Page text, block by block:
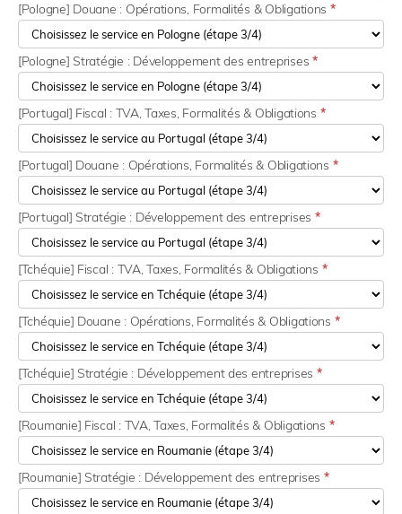
[Pologne] Douane : Opérations, Formalités & Obligations *
[Pologne] Stratégie : Développement des entreprises *
[Portugal] Fiscal : TVA, Taxes, Formalités & Obligations *
[Portugal] Douane : Opérations, Formalités & Obligations *
[Portugal] Stratégie : Développement des entreprises *
[Tchéquie] Fiscal : TVA, Taxes, Formalités & Obligations *
[Tchéquie] Douane : Opérations, Formalités & Obligations *
[Tchéquie] Stratégie : Développement des entreprises *
[Roumanie] Fiscal : TVA, Taxes, Formalités & Obligations *
[Roumanie] Stratégie : Développement des entreprises *